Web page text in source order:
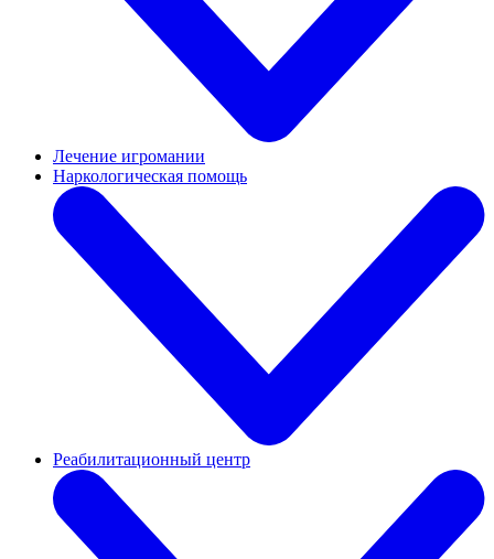
Лечение игромании
Наркологическая помощь
Реабилитационный центр